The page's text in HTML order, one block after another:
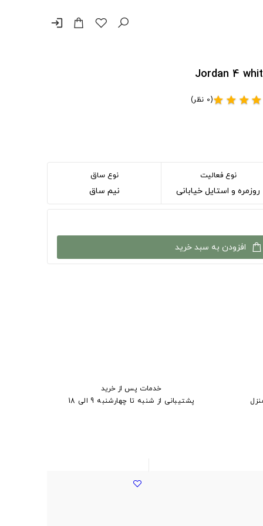
login
star
star
star
star(0 نظر)
نوع فعالیت
روزمره و استایل خیابانی
نوع ساق
نیم ساق
افزودن به سبد خرید
خدمات پس از خرید
پشتیبانی از شنبه تا چهارشنبه 9 الی 18